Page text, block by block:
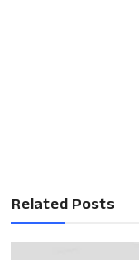
Related Posts